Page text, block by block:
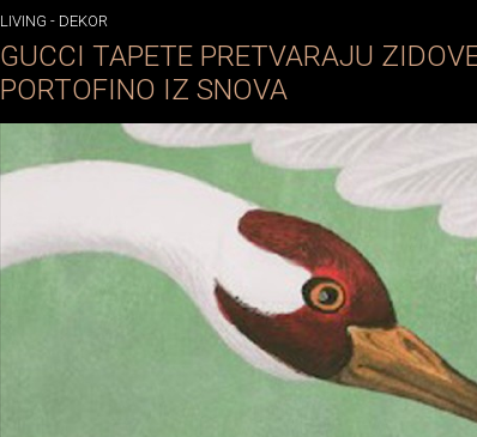
LIVING - DEKOR
GUCCI TAPETE PRETVARAJU
PORTOFINO IZ SNOVA